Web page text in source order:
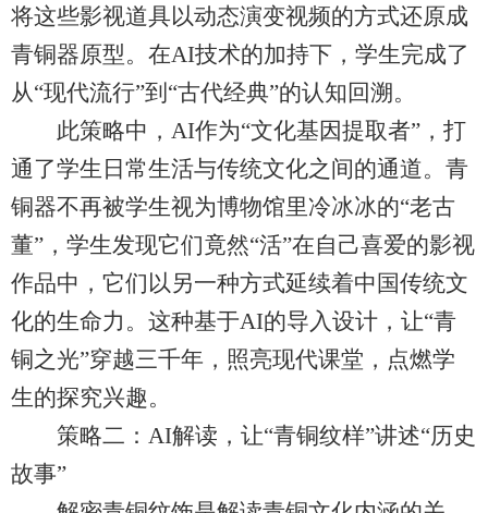
将这些影视道具以动态演变视频的方式还原成
青铜器原型。在AI技术的加持下，学生完成了
从“现代流行”到“古代经典”的认知回溯。
此策略中，AI作为“文化基因提取者”，打
通了学生日常生活与传统文化之间的通道。青
铜器不再被学生视为博物馆里冷冰冰的“老古
董”，学生发现它们竟然“活”在自己喜爱的影视
作品中，它们以另一种方式延续着中国传统文
化的生命力。这种基于AI的导入设计，让“青
铜之光”穿越三千年，照亮现代课堂，点燃学
生的探究兴趣。
策略二：AI解读，让“青铜纹样”讲述“历史
故事”